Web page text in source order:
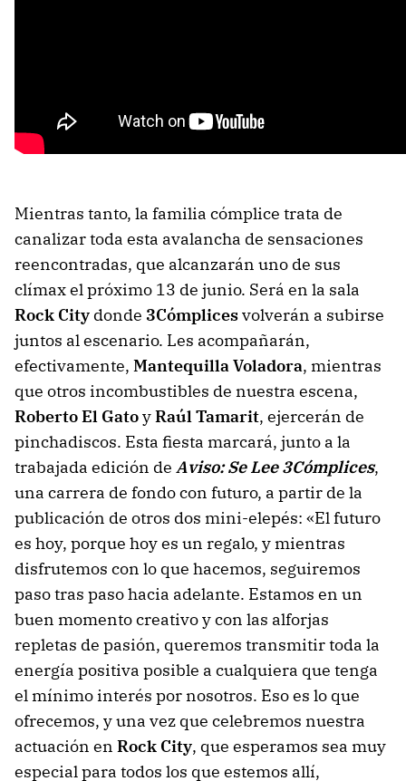
Mientras tanto, la familia cómplice trata de
canalizar toda esta avalancha de sensaciones
reencontradas, que alcanzarán uno de sus
clímax el próximo 13 de junio. Será en la sala
Rock City donde 3Cómplicesvolverán a subirse
juntos al escenario. Les acompañarán,
efectivamente, Mantequilla Voladora, mientras
que otros incombustibles de nuestra escena,
Roberto El GatoyRaúl Tamarit, ejercerán de
pinchadiscos. Esta fiesta marcará, junto a la
trabajada edición de Aviso: Se Lee 3Cómplices,
una carrera de fondo con futuro, a partir de la
publicación de otros dos mini-elepés: «El futuro
es hoy, porque hoy es un regalo, y mientras
disfrutemos con lo que hacemos, seguiremos
paso tras paso hacia adelante. Estamos en un
buen momento creativo y con las alforjas
repletas de pasión, queremos transmitir toda la
energía positiva posible a cualquiera que tenga
el mínimo interés por nosotros. Eso es lo que
ofrecemos, y una vez que celebremos nuestra
actuación en Rock City, que esperamos sea muy
especial para todos los que estemos allí,